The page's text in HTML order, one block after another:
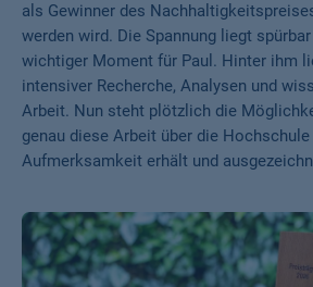
als Gewinner des
werden wird. Die Spannung liegt
wichtiger Moment für Paul. Hinter ihm
intensiver Recherche, Analysen und
Arbeit. Nun steht plötzlich die
genau diese Arbeit über die Hochschule
Aufmerksamkeit erhält und